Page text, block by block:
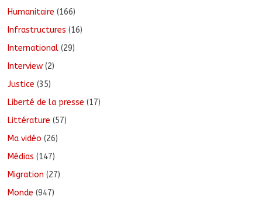
Humanitaire (166)
Infrastructures (16)
International (29)
Interview (2)
Justice (35)
Liberté de la presse (17)
Littérature (57)
Ma vidéo (26)
Médias (147)
Migration (27)
Monde (947)